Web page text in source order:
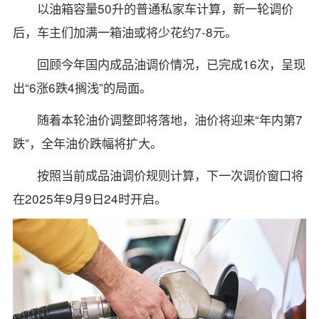
以油箱容量50升的普通私家车计算，新一轮调价
后，车主们加满一箱油或将少花约7-8元。
回顾今年国内成品油调价情况，已完成16次，呈现
出“6涨6跌4搁浅”的局面。
随着本轮油价调整即将落地，油价将迎来“年内第7
跌”，全年油价跌幅将扩大。
按照当前成品油调价规则计算，下一次调价窗口将
在2025年9月9日24时开启。